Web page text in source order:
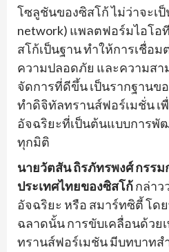
โซลูชันของซิสโก้ ไม่ว่าจะเป็
network) แพลตฟอร์มไอโอ
สโก้เป็นฐาน ทำให้การเชื่อ
ความปลอดภัย และความสา
จัดการที่ดีขึ้น เป็นรากฐานข
ทำดิจิทัลทรานส์ฟอร์เมชั่น เ
อัจฉริยะที่เป็นต้นแบบการพั
ทุกมิติ
นายวัตสัน ถิรภัทรพงศ์ กรร
ประเทศไทยของซิสโก้กล่าว
อัจฉริยะ หรือ สมาร์ทซิตี้ โด
ฉลาดนั้น การขับเคลื่อนด้วย
ทรานส์ฟอร์เมชัน มีบทบาท